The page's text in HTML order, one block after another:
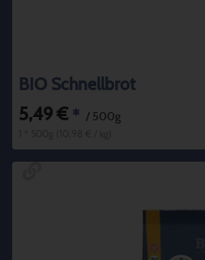
BIO Schnellbrot
5,49 € * / 500g